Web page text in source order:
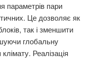
параметрів пари
Це дозволяє як
так і зменшити
глобальну
Реалізація